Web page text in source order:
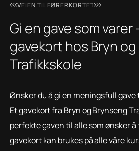
VEIEN TIL FØRERKORTET
Gi en gave som varer
gavekort hos Bryn
Trafikkskole
Ønsker du å gi en meningsfull gave
Et gavekort fra Bryn og Brynseng
perfekte gaven til alle som ønsker
gavekort kan brukes på alle våre